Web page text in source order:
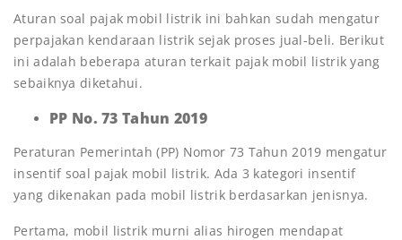
Aturan soal pajak mobil listrik ini bahkan sudah mengatur
perpajakan kendaraan listrik sejak proses jual-beli. Berikut
ini adalah beberapa aturan terkait pajak mobil listrik yang
sebaiknya diketahui.
PP No. 73 Tahun 2019
Peraturan Pemerintah (PP) Nomor 73 Tahun 2019 mengatur
insentif soal pajak mobil listrik. Ada 3 kategori insentif
yang dikenakan pada mobil listrik berdasarkan jenisnya.
Pertama, mobil listrik murni alias hirogen mendapat